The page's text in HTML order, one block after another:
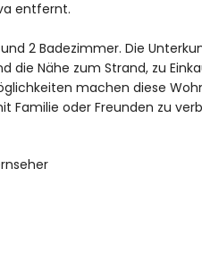
entfernt.
2 Badezimmer. Die
die Nähe zum Strand, zu
machen diese
Familie oder Freunden zu